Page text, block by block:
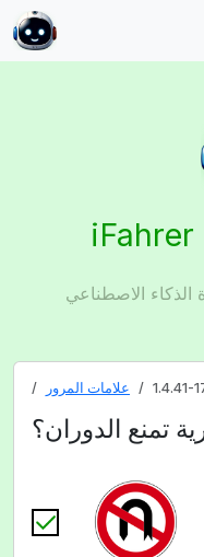
علامات المرور 1.4.41-
تمنع الدوران؟